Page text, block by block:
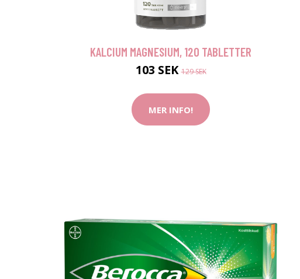
KALCIUM MAGNESIUM, 120 TABLETTER
103 SEK129 SEK
MER INFO!